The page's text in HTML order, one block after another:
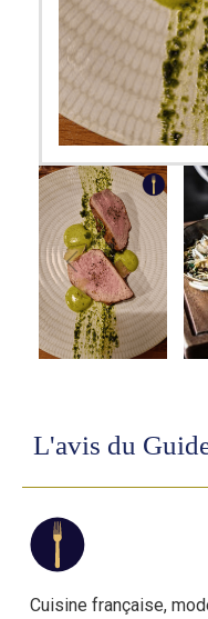
L'avis du
Cuisine française,